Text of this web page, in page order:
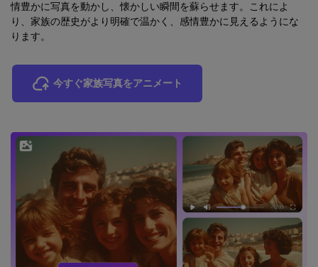
情豊かに写真を動かし、懐かしい瞬間を蘇らせます。これによ
り、家族の歴史がより明確で温かく、感情豊かに見えるようにな
ります。
今すぐ家族写真をアニメート